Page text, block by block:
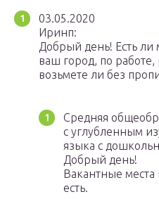
03.05.2020
Иринп:
Добрый день! Есть ли
ваш город, по
возьмете ли без
Средняя
с углубленным
языка с
Добрый день!
Вакантные места
есть.